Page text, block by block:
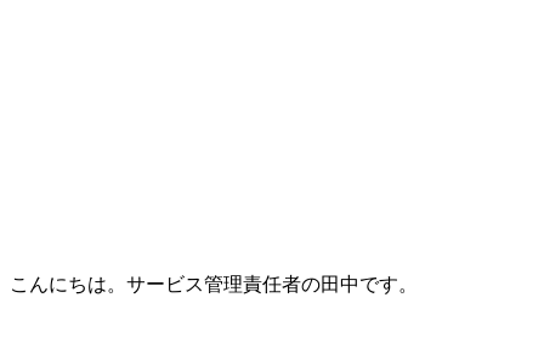
こんにちは。サービス管理責任者の田中です。